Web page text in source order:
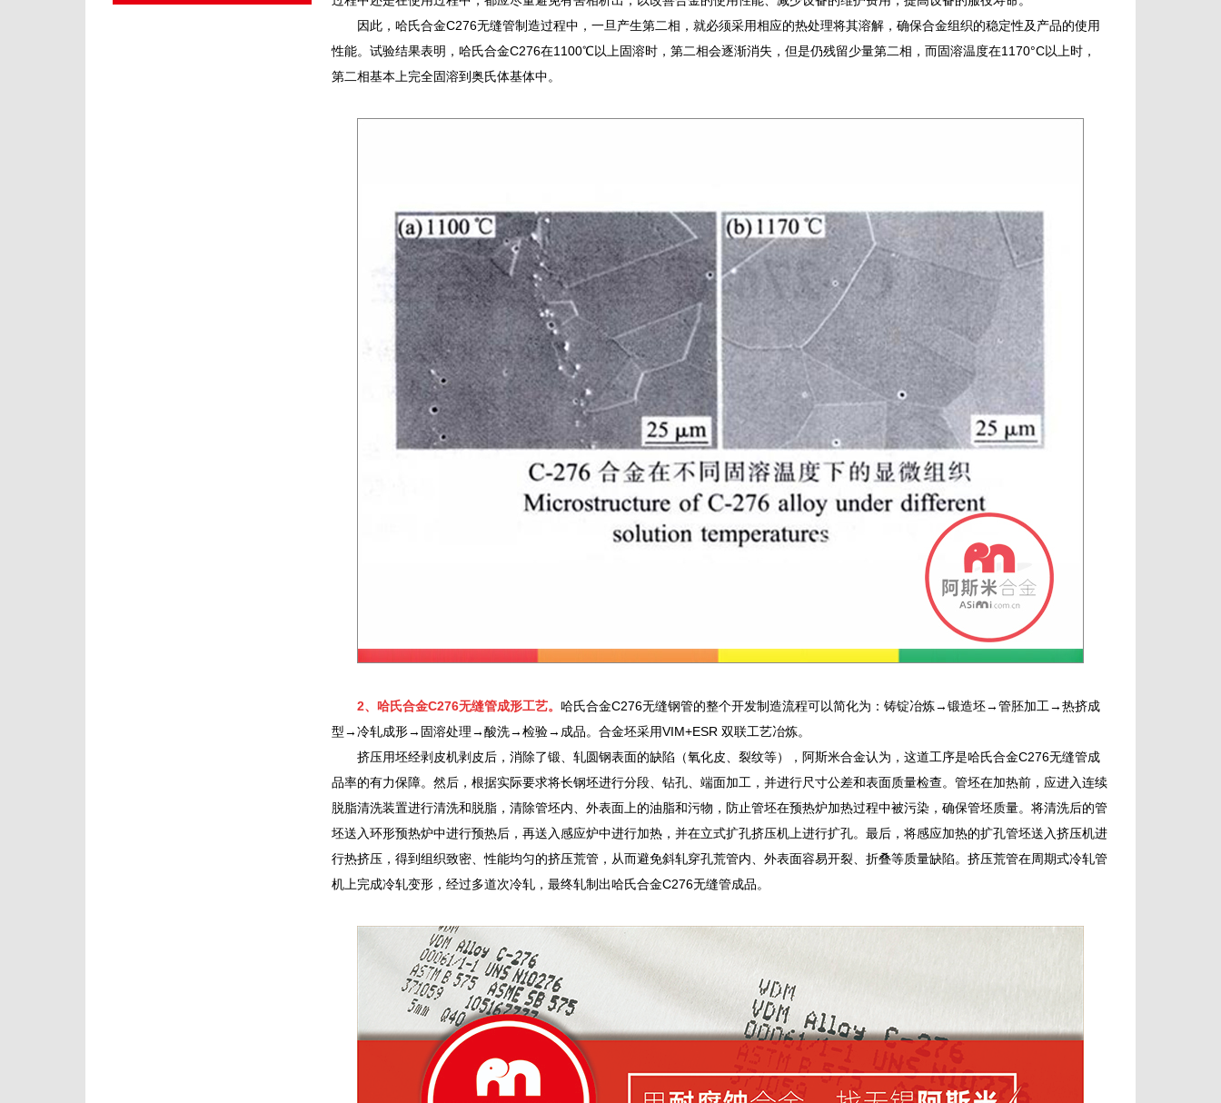
因此，哈氏合金C276无缝管制造过程中，一旦产生第二相，就必须采用相应的热处理将其溶解，确保合金组织的稳定性及产品的使用
性能。试验结果表明，哈氏合金C276在1100℃以上固溶时，第二相会逐渐消失，但是仍残留少量第二相，而固溶温度在1170°C以上时，
第二相基本上完全固溶到奥氏体基体中。
2、哈氏合金C276无缝管成形工艺。哈氏合金C276无缝钢管的整个开发制造流程可以简化为：铸锭冶炼→锻造坯→管胚加工→热挤成
型→冷轧成形→固溶处理→酸洗→检验→成品。合金坯采用VIM+ESR 双联工艺冶炼。
挤压用坯经剥皮机剥皮后，消除了锻、轧圆钢表面的缺陷（氧化皮、裂纹等），阿斯米合金认为，这道工序是哈氏合金C276无缝管成
品率的有力保障。然后，根据实际要求将长钢坯进行分段、钻孔、端面加工，并进行尺寸公差和表面质量检查。管坯在加热前，应进入连续
脱脂清洗装置进行清洗和脱脂，清除管坯内、外表面上的油脂和污物，防止管坯在预热炉加热过程中被污染，确保管坯质量。将清洗后的管
坯送入环形预热炉中进行预热后，再送入感应炉中进行加热，并在立式扩孔挤压机上进行扩孔。最后，将感应加热的扩孔管坯送入挤压机进
行热挤压，得到组织致密、性能均匀的挤压荒管，从而避免斜轧穿孔荒管内、外表面容易开裂、折叠等质量缺陷。挤压荒管在周期式冷轧管
机上完成冷轧变形，经过多道次冷轧，最终轧制出哈氏合金C276无缝管成品。